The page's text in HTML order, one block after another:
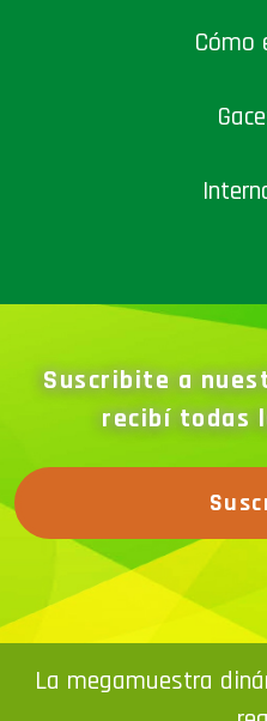
Cómo
Suscribite a
recibí todas
La megamuestra